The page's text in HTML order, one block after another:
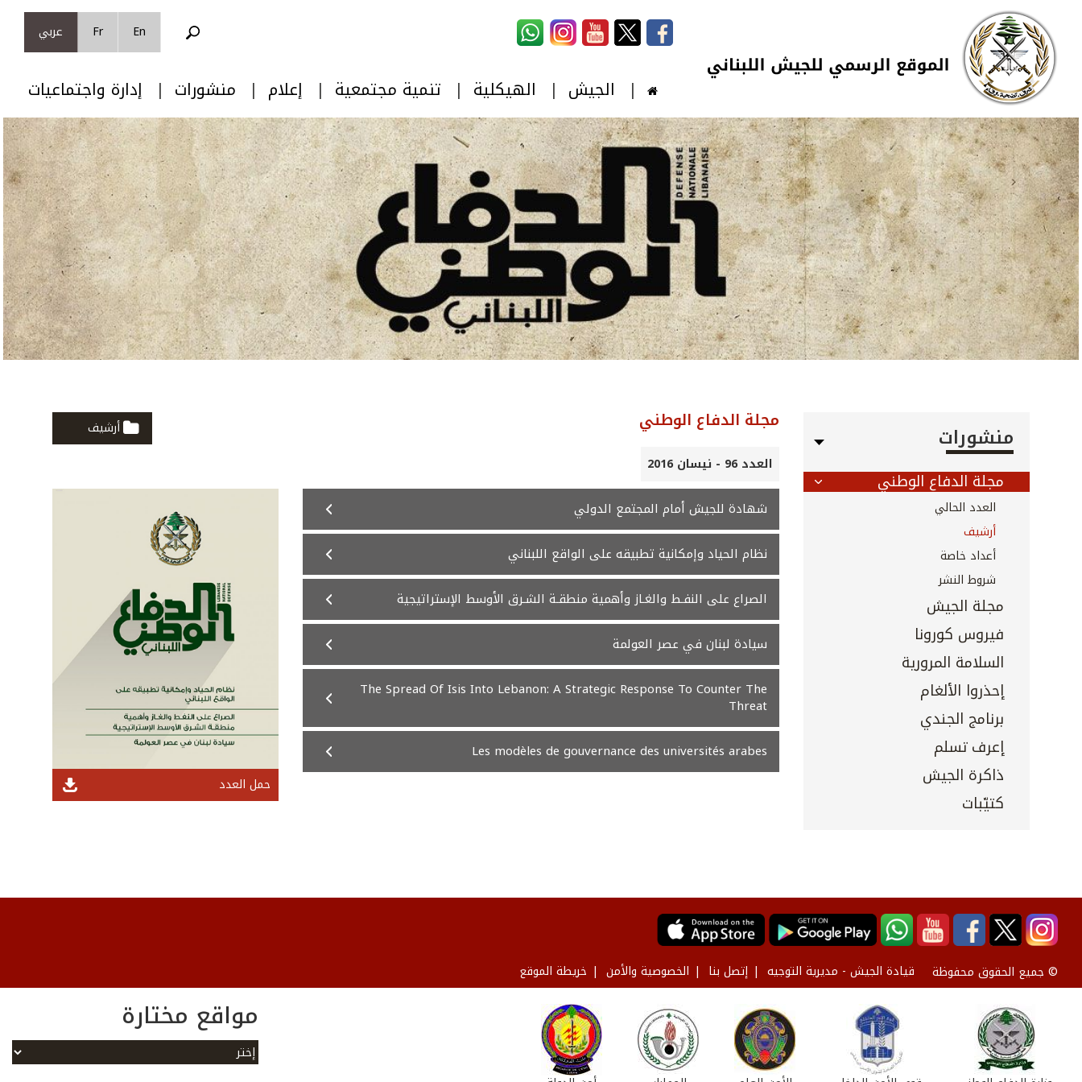
تجاوز إلى المحتوى الرئيسي
Skip to navigation
En
Fr عربي
الجيش الهيكلية تنمية مجتمعية إعلام منشورات إدارة واجتماعيات
منشورات
مجلة الدفاع الوطني
العدد الحالي
أرشيف
أعداد خاصة
شروط النشر
مجلة الجيش
فيروس كورونا
السلامة المرورية
إحذروا الألغام
برنامج الجندي
إعرف تسلم
ذاكرة الجيش
كتيّبات
مجلة الدفاع الوطني
أرشيف
العدد 96 - نيسان 2016
شهادة للجيش أمام المجتمع الدولي
نظام الحياد وإمكانية تطبيقه على الواقع اللبناني
الصراع على النفـط والغـاز وأهمية منطقـة الشـرق الأوسط الإستراتيجية
سيادة لبنان في عصر العولمة
The Spread Of Isis Into Lebanon: A Strategic Response To Counter The
Threat
Les modèles de gouvernance des universités arabes
حمل العدد
© جميع الحقوق محفوظة قيادة الجيش - مديرية التوجيه إتصل بنا الخصوصية والأمن خريطة الموقع
مواقع مختارة